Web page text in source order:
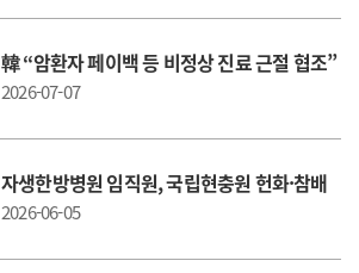
韓 “암환자 페이백 등 비정상 진료 근절 협조”
2026-07-07
자생한방병원 임직원, 국립현충원 헌화·참배
2026-06-05